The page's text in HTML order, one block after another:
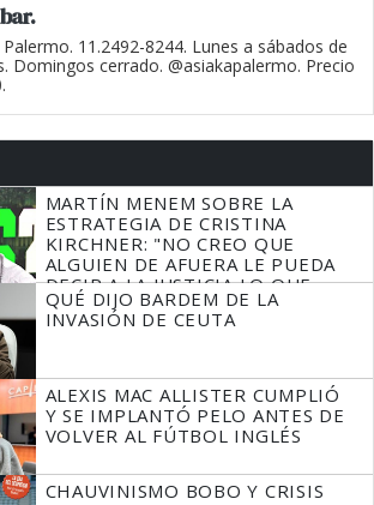
11.2492-8244. Lunes a sábados de
Domingos cerrado. @asiakapalermo. Precio
MARTÍN MENEM SOBRE LA
ESTRATEGIA DE CRISTINA
KIRCHNER: "NO CREO QUE
ALGUIEN DE AFUERA LE PUEDA
DECIR A LA JUSTICIA LO QUE
TIENE QUE HACER"
QUÉ DIJO BARDEM DE LA
INVASIÓN DE CEUTA
ALEXIS MAC ALLISTER CUMPLIÓ
Y SE IMPLANTÓ PELO ANTES DE
VOLVER AL FÚTBOL INGLÉS
CHAUVINISMO BOBO Y CRISIS